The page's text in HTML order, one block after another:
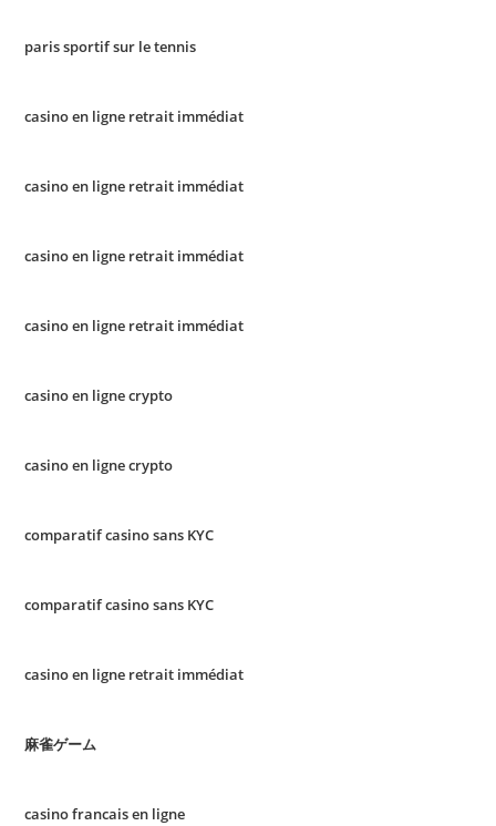
paris sportif sur le tennis
casino en ligne retrait immédiat
casino en ligne retrait immédiat
casino en ligne retrait immédiat
casino en ligne retrait immédiat
casino en ligne crypto
casino en ligne crypto
comparatif casino sans KYC
comparatif casino sans KYC
casino en ligne retrait immédiat
麻雀ゲーム
casino francais en ligne